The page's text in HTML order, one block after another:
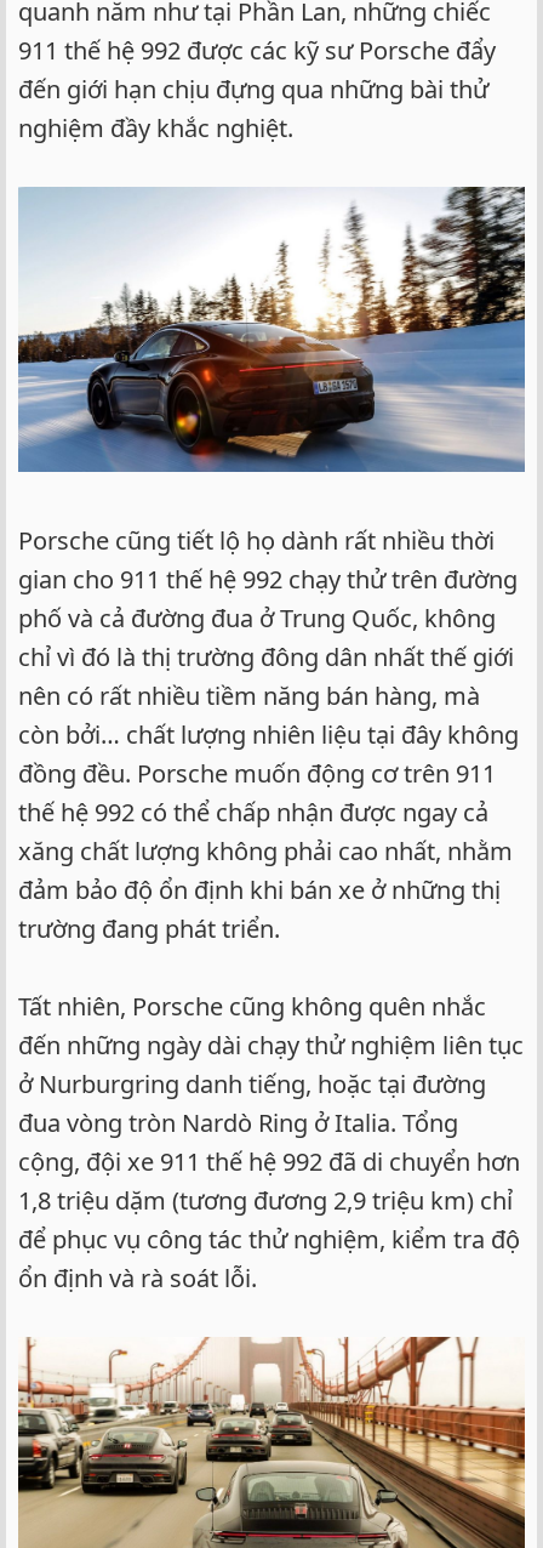
quanh năm như tại Phần Lan, những chiếc
911 thế hệ 992 được các kỹ sư Porsche đẩy
đến giới hạn chịu đựng qua những bài thử
nghiệm đầy khắc nghiệt.
Porsche cũng tiết lộ họ dành rất nhiều thời
gian cho 911 thế hệ 992 chạy thử trên đường
phố và cả đường đua ở Trung Quốc, không
chỉ vì đó là thị trường đông dân nhất thế giới
nên có rất nhiều tiềm năng bán hàng, mà
còn bởi… chất lượng nhiên liệu tại đây không
đồng đều. Porsche muốn động cơ trên 911
thế hệ 992 có thể chấp nhận được ngay cả
xăng chất lượng không phải cao nhất, nhằm
đảm bảo độ ổn định khi bán xe ở những thị
trường đang phát triển.
Tất nhiên, Porsche cũng không quên nhắc
đến những ngày dài chạy thử nghiệm liên tục
ở Nurburgring danh tiếng, hoặc tại đường
đua vòng tròn Nardò Ring ở Italia. Tổng
cộng, đội xe 911 thế hệ 992 đã di chuyển hơn
1,8 triệu dặm (tương đương 2,9 triệu km) chỉ
để phục vụ công tác thử nghiệm, kiểm tra độ
ổn định và rà soát lỗi.